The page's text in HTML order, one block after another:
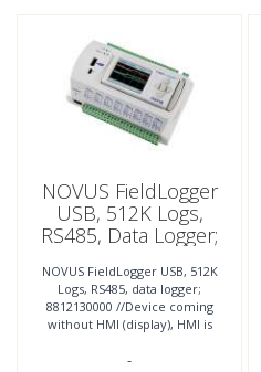
NOVUS FieldLogger
USB, 512K Logs,
RS485, Data Logger;
NOVUS FieldLogger USB, 512K
Logs, RS485, data logger;
8812130000 //Device coming
without HMI (display), HMI is
-